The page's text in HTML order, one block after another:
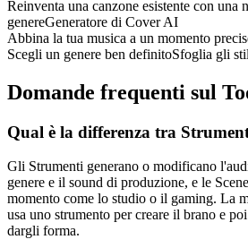
Reinventa una canzone esistente con una
genereGeneratore di Cover AI
Abbina la tua musica a un momento
Scegli un genere ben definitoSfoglia gli
Domande frequenti sul
Qual è la differenza tra
Gli Strumenti generano o modificano
genere e il sound di produzione, e le
momento come lo studio o il gaming. La
usa uno strumento per creare il brano e
dargli forma.